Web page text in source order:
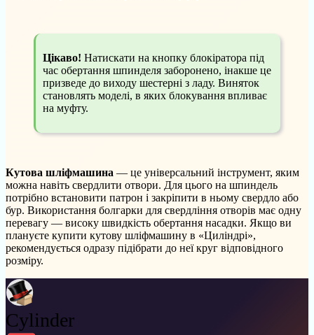
Цікаво! Натискати на кнопку блокіратора під
час обертання шпинделя заборонено, інакше це
призведе до виходу шестерні з ладу. Виняток
становлять моделі, в яких блокування впливає
на муфту.
Кутова шліфмашина — це універсальний інструмент, яким
можна навіть свердлити отвори. Для цього на шпиндель
потрібно встановити патрон і закріпити в ньому свердло або
бур. Використання болгарки для свердління отворів має одну
перевагу — високу швидкість обертання насадки. Якщо ви
плануєте купити кутову шліфмашину в «Циліндрі»,
рекомендується одразу підібрати до неї круг відповідного
розміру.
Cylinder